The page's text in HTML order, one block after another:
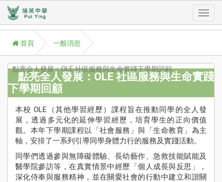
首頁 一般消息
點亮全人發展：OLE 社區服務與生命實踐下學期回顧
點亮全人發展：OLE 社區服務與生命實踐
下學期回顧
本校 OLE（其他學習經歷）課程旨在推動同學的全人發
展，透過多元化的延伸學習經歷，培育學生的正向價值
觀。本年下學期課程以「社會服務」與「生命教育」為主
軸，安排了一系列引導同學身體力行的服務及實踐活動。
同學們透過參與無障礙體驗、長幼藝作、急救技能賦能及
醫學院參訪等，在真實情景中經歷「個人成長與反思」，
深化侍奉與服務精神，並在關愛社會的行動中建立和諧關